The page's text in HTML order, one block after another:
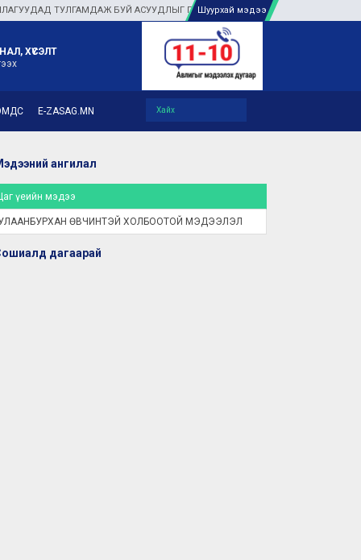
АСУУДЛЫГ ГАЗАР ДЭЭР НЬ ШУУРХАЙ ШИЙДВЭРЛЭЖ, ИРГЭНД ХҮРЭХ
Шуурхай мэдээ
ХҮСЭЛТ
E-ZASAG.MN
ангилал
үеийн мэдээ
ӨВЧИНТЭЙ ХОЛБООТОЙ МЭДЭЭЛЭЛ
дагаарай